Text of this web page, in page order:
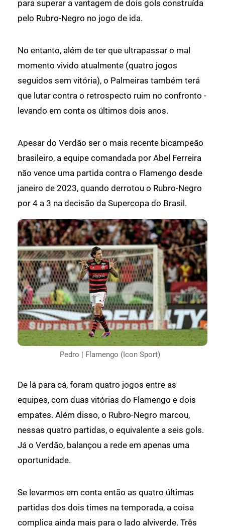
para superar a vantagem de dois gols construída
pelo Rubro-Negro no jogo de ida.
No entanto, além de ter que ultrapassar o mal
momento vivido atualmente (quatro jogos
seguidos sem vitória), o Palmeiras também terá
que lutar contra o retrospecto ruim no confronto -
levando em conta os últimos dois anos.
Apesar do Verdão ser o mais recente bicampeão
brasileiro, a equipe comandada por Abel Ferreira
não vence uma partida contra o Flamengo desde
janeiro de 2023, quando derrotou o Rubro-Negro
por 4 a 3 na decisão da Supercopa do Brasil.
Pedro | Flamengo (Icon Sport)
De lá para cá, foram quatro jogos entre as
equipes, com duas vitórias do Flamengo e dois
empates. Além disso, o Rubro-Negro marcou,
nessas quatro partidas, o equivalente a seis gols.
Já o Verdão, balançou a rede em apenas uma
oportunidade.
Se levarmos em conta então as quatro últimas
partidas dos dois times na temporada, a coisa
complica ainda mais para o lado alviverde. Três